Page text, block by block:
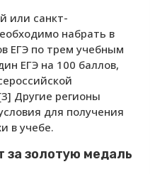
или санкт-
набрать в
ЕГЭ по трем учебным
ЕГЭ на 100 баллов,
Другие регионы
для получения
в учебе.
за золотую медаль